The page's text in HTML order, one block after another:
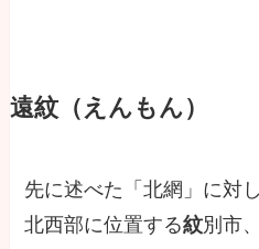
遠紋（えんもん）
先に述べた「北網」に対
北西部に位置する紋別市